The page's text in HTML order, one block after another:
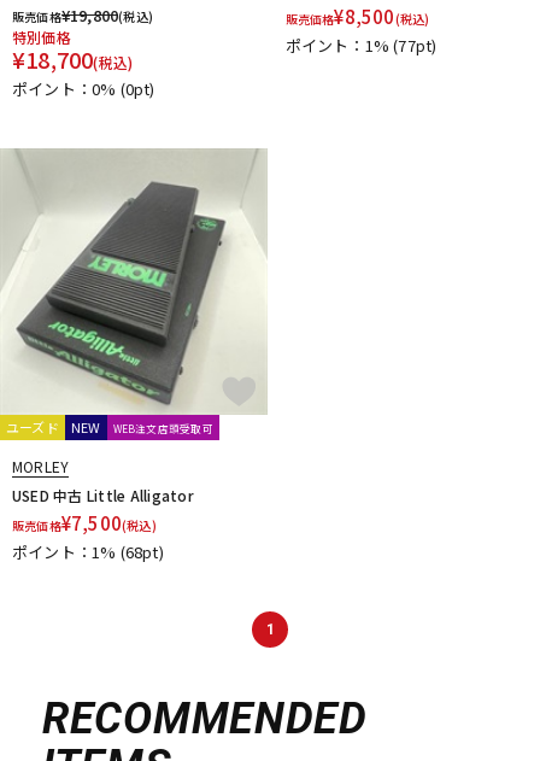
販売価格¥19,800(税込)
特別価格
¥18,700(税込)
ポイント：0% (0pt)
販売価格¥8,500(税込)
ポイント：1%(77pt)
ユーズド NEW WEB注文店頭受取可
MORLEY
USED 中古 Little Alligator
販売価格¥7,500(税込)
ポイント：1% (68pt)
1
RECOMMENDED